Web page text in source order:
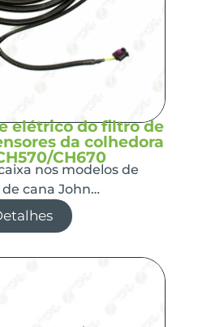
elétrico do filtro de
da colhedora
CH670
nos modelos de
cana John…